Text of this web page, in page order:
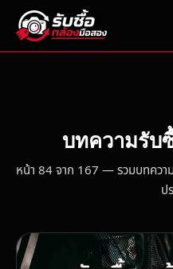
บทความรับ
หน้า 84 จาก 167 — รวมบทคว
ป